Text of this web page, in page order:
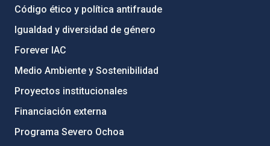
Código ético y política antifraude
Igualdad y diversidad de género
Forever IAC
Medio Ambiente y Sostenibilidad
Proyectos institucionales
Financiación externa
Programa Severo Ochoa